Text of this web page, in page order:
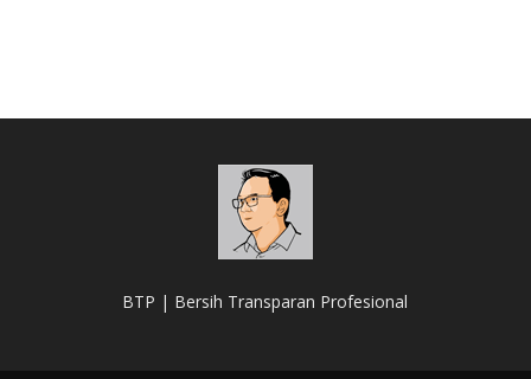
BTP | Bersih Transparan Profesional